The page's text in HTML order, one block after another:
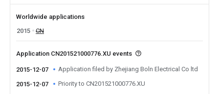
Worldwide applications
2015
CN
Application CN201521000776.XU events
2015-12-07 Application filed by Zhejiang Boln Electrical Co ltd
2015-12-07 Priority to CN201521000776.XU